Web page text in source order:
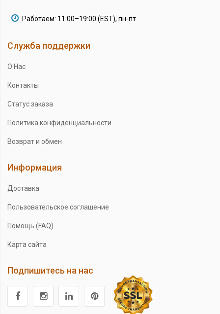
Работаем: 11:00–19:00 (EST), пн-пт
Служба поддержки
О Нас
Контакты
Статус заказа
Политика конфиденциальности
Возврат и обмен
Информация
Доставка
Пользовательское соглашение
Помощь (FAQ)
Карта сайта
Подпишитесь на нас